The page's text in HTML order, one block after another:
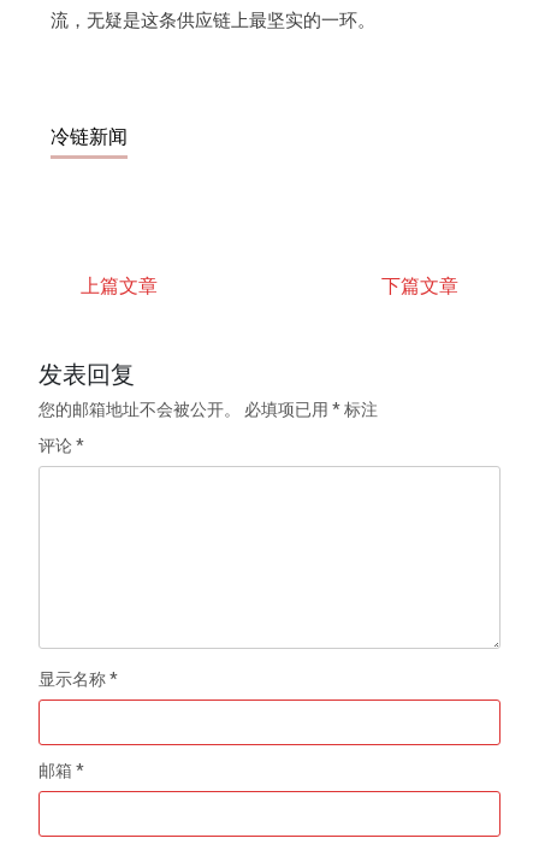
流，无疑是这条供应链上最坚实的一环。
冷链新闻
上篇文章 下篇文章
发表回复
您的邮箱地址不会被公开。 必填项已用*标注
评论*
显示名称*
邮箱*